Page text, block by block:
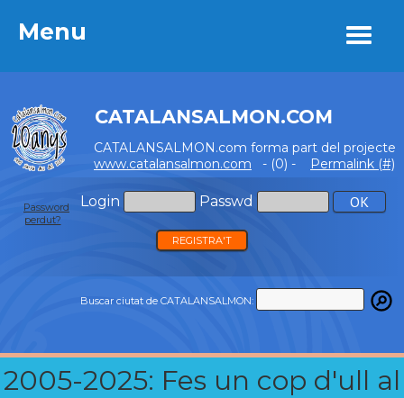
Menu
CATALANSALMON.COM
CATALANSALMON.com forma part del projecte
www.catalansalmon.com - (0) - Permalink (#)
Login Passwd
Password
perdut?
REGISTRA'T
Buscar ciutat de CATALANSALMON:
2005-2025: Fes un cop d'ull al
Menu